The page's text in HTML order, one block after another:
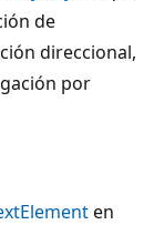
de
direccional,
por
en